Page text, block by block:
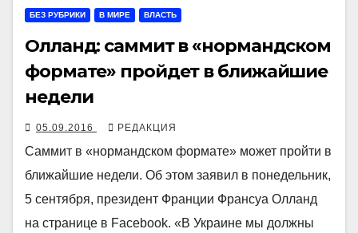
БЕЗ РУБРИКИ В МИРЕ ВЛАСТЬ
Олланд: саммит в «нормандском
формате» пройдет в ближайшие
недели
05.09.2016 РЕДАКЦИЯ
Саммит в «нормандском формате» может пройти в
ближайшие недели. Об этом заявил в понедельник,
5 сентября, президент Франции Франсуа Олланд
на странице в Facebook. «В Украине мы должны